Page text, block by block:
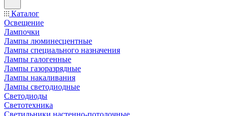
Каталог
Освещение
Лампочки
Лампы люминесцентные
Лампы специального назначения
Лампы галогенные
Лампы газоразрядные
Лампы накаливания
Лампы светодиодные
Светодиоды
Светотехника
Светильники настенно-потолочные